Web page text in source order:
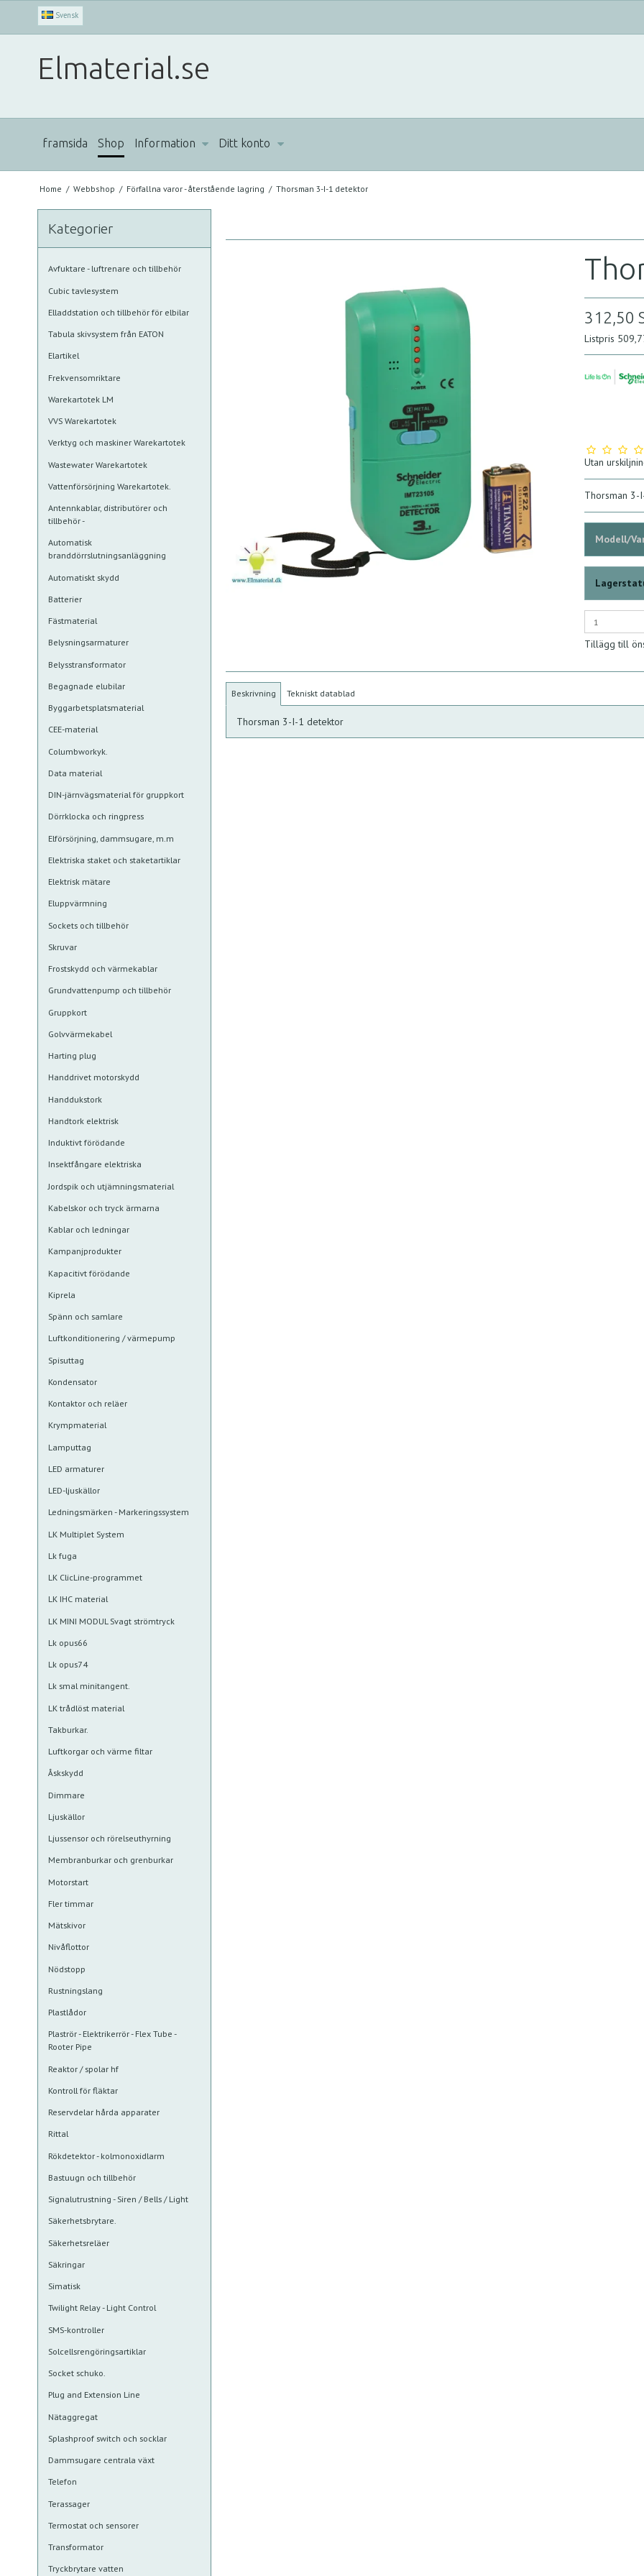
Svensk
Elmaterial.se
framsida Shop Information Ditt konto
Home / Webbshop / Förfallna varor - återstående lagring / Thorsman 3-I-1 detektor
Kategorier
Avfuktare - luftrenare och tillbehör
Cubic tavlesystem
Elladdstation och tillbehör för elbilar
Tabula skivsystem från EATON
Elartikel
Frekvensomriktare
Warekartotek LM
VVS Warekartotek
Verktyg och maskiner Warekartotek
Wastewater Warekartotek
Vattenförsörjning Warekartotek.
Antennkablar, distributörer och
tillbehör -
Automatisk
branddörrslutningsanläggning
Automatiskt skydd
Batterier
Fästmaterial
Belysningsarmaturer
Belysstransformator
Begagnade elubilar
Byggarbetsplatsmaterial
CEE-material
Columbworkyk.
Data material
DIN-järnvägsmaterial för gruppkort
Dörrklocka och ringpress
Elförsörjning, dammsugare, m.m
Elektriska staket och staketartiklar
Elektrisk mätare
Eluppvärmning
Sockets och tillbehör
Skruvar
Frostskydd och värmekablar
Grundvattenpump och tillbehör
Gruppkort
Golvvärmekabel
Harting plug
Handdrivet motorskydd
Handdukstork
Handtork elektrisk
Induktivt förödande
Insektfångare elektriska
Jordspik och utjämningsmaterial
Kabelskor och tryck ärmarna
Kablar och ledningar
Kampanjprodukter
Kapacitivt förödande
Kiprela
Spänn och samlare
Luftkonditionering / värmepump
Spisuttag
Kondensator
Kontaktor och reläer
Krympmaterial
Lamputtag
LED armaturer
LED-ljuskällor
Ledningsmärken - Markeringssystem
LK Multiplet System
Lk fuga
LK ClicLine-programmet
LK IHC material
LK MINI MODUL Svagt strömtryck
Lk opus66
Lk opus74
Lk smal minitangent.
LK trådlöst material
Takburkar.
Luftkorgar och värme filtar
Åskskydd
Dimmare
Ljuskällor
Ljussensor och rörelseuthyrning
Membranburkar och grenburkar
Motorstart
Fler timmar
Mätskivor
Nivåflottor
Nödstopp
Rustningslang
Plastlådor
Plaströr - Elektrikerrör - Flex Tube -
Rooter Pipe
Reaktor / spolar hf
Kontroll för fläktar
Reservdelar hårda apparater
Rittal
Rökdetektor - kolmonoxidlarm
Bastuugn och tillbehör
Signalutrustning - Siren / Bells / Light
Säkerhetsbrytare.
Säkerhetsreläer
Säkringar
Simatisk
Twilight Relay - Light Control
SMS-kontroller
Solcellsrengöringsartiklar
Socket schuko.
Plug and Extension Line
Nätaggregat
Splashproof switch och socklar
Dammsugare centrala växt
Telefon
Terassager
Termostat och sensorer
Transformator
Tryckbrytare vatten
312,50
Listpris
Utan
Thorsman
Modell/
Tillägg till
Beskrivning Tekniskt datablad
Thorsman 3-I-1 detektor